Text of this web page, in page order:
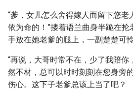
“爹，女儿怎么舍得嫁人而留下您老
依为命的！”搂着语兰曲身半跪在抡
手放在她老爹的腿上，一副楚楚可
“再说，大哥时常不在，少了我陪你
然不材，总可以时时刻刻在您身旁
伤心。这下子老爹总该上当了吧？